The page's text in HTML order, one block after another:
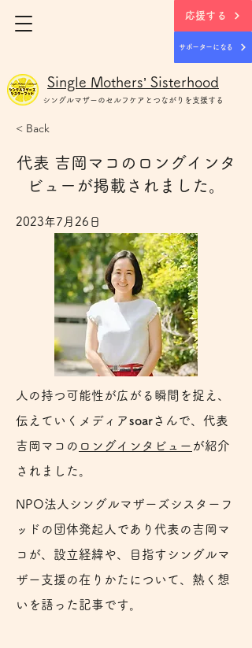
応援する
サポーターになる
Single Mothers’ Sisterhood
シングルマザー のセルフケアとつながりを支援する
< Back
代表 吉岡マコのロングインタ
ビューが掲載されました。
2023年7月26日
人の持つ可能性が広がる瞬間を捉え、
伝えていくメディアsoarさんで、 代表
吉岡マコの ロングインタビュー が紹介
されました。
NPO法人シングルマザーズシスターフ
ッドの団体発起人であり代表の吉岡マ
コが、設立経緯や、目指すシングルマ
ザー支援の在りかたについて、熱く想
いを語った記事です。